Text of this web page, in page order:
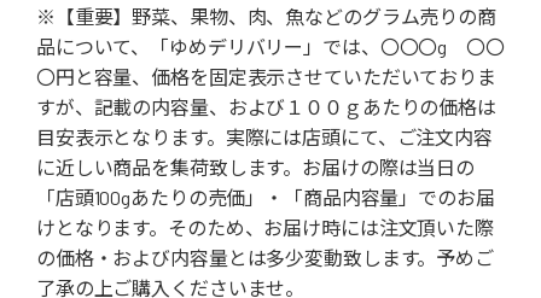
※【重要】野菜、果物、肉、魚などのグラム売りの商
品について、「ゆめデリバリー」では、〇〇〇g 〇〇
〇円と容量、価格を固定表示させていただいておりま
すが、記載の内容量、および１００ｇあたりの価格は
目安表示となります。実際には店頭にて、ご注文内容
に近しい商品を集荷致します。お届けの際は当日の
「店頭100gあたりの売価」・「商品内容量」でのお届
けとなります。そのため、お届け時には注文頂いた際
の価格・および内容量とは多少変動致します。予めご
了承の上ご購入くださいませ。